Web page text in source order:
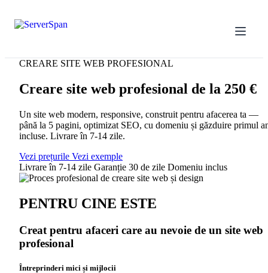
CREARE SITE WEB PROFESIONAL
Creare site web profesional de la 250 €
Un site web modern, responsive, construit pentru afacerea ta —
până la 5 pagini, optimizat SEO, cu domeniu și găzduire primul
incluse. Livrare în 7-14 zile.
Vezi prețurile Vezi exemple
Livrare în 7-14 zile Garanție 30 de zile Domeniu inclus
PENTRU CINE ESTE
Creat pentru afaceri care au nevoie de un site web
profesional
Întreprinderi mici și mijlocii